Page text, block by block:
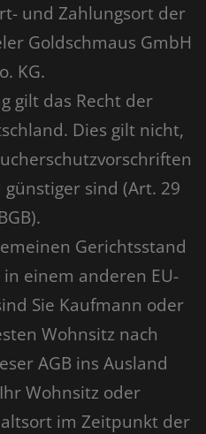
und Zahlungsort der
Goldschmaus GmbH
KG.
gilt das Recht der
Dies gilt nicht,
sind (Art. 29
Gerichtsstand
einem anderen EU-
Sie Kaufmann oder
Wohnsitz nach
AGB ins Ausland
Wohnsitz oder
im Zeitpunkt der